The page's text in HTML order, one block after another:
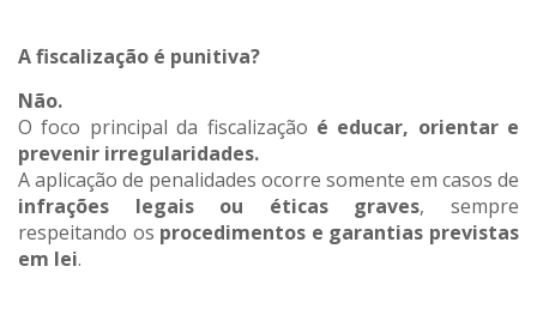
A fiscalização é punitiva?
Não.
O foco principal da fiscalização é educar, orientar e
prevenir irregularidades.
A aplicação de penalidades ocorre somente em casos de
infrações legais ou éticas graves, sempre
respeitando os procedimentos e garantias previstas
em lei.